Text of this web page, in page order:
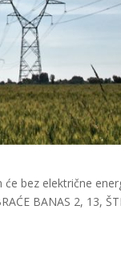
bez električne
BANAS 2, 13,